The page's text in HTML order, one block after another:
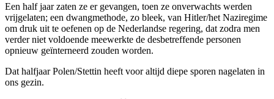
Een half jaar zaten ze er gevangen, toen ze onverwachts werden
vrijgelaten; een dwangmethode, zo bleek, van Hitler/het Naziregime
om druk uit te oefenen op de Nederlandse regering, dat zodra men
verder niet voldoende meewerkte de desbetreffende personen
opnieuw geïnterneerd zouden worden.
Dat halfjaar Polen/Stettin heeft voor altijd diepe sporen nagelaten in
ons gezin.